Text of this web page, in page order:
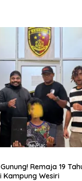
Remaja 19
Kampung Wesiri